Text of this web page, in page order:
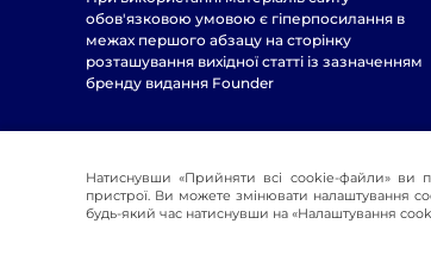
обов'язковою умовою є гіперпосилання в
межах першого абзацу на сторінку
розташування вихідної статті із зазначенням
бренду видання Founder
© 2016-2026 Founder
Натиснувши «Прийняти всі cookie-файли» ви
пристрої. Ви можете змінювати налаштування
будь-який час натиснувши на «Налаштування